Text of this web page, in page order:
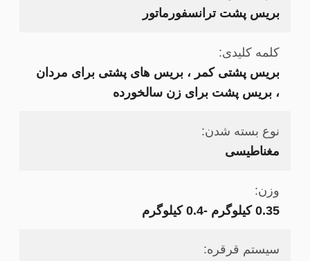
بریس پشت ترانسفورماتور
کلمه کلیدی:
بریس پشتی کمر ، بریس های پشتی برای مردان
، بریس پشت برای زن سالخورده
نوع بسته شدن:
مغناطیسی
وزن:
0.35 کیلوگرم -0.4 کیلوگرم
سیستم قرقره: